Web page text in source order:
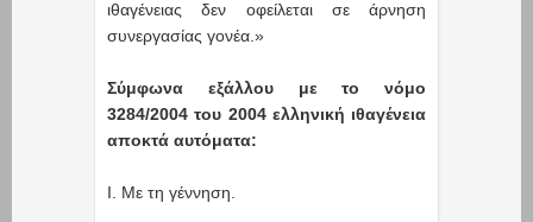
ιθαγένειας δεν οφείλεται σε άρνηση
συνεργασίας γονέα.»
Σύμφωνα εξάλλου με το νόμο
3284/2004 του 2004 ελληνική ιθαγένεια
αποκτά αυτόματα:
Ι. Με τη γέννηση.